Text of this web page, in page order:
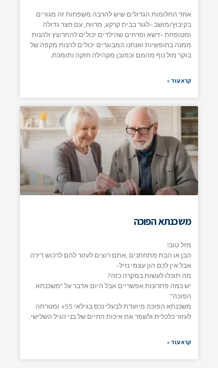
אחד החלומות הגדולים שיש להרבה משפחות זה מגורים
בקיבוץ/מושב -לגור בבית קרקע, מרווח, עם חצר גדולה
ומטופחת -דשא ופרחים שהילדים יכולים להתרוצץ ולהנות
ממנה בחופשיות ואנחנו המבוגרים יכולים להנות מקפה של
בוקר מול נוף מהמם וכמובן מקהילה חזקה ותומכת.
קרא עוד »
משכנתא הפוכה
מזל טוב!
הבן או הבת מתחתנים ,אתם רוצים לעזור להם לרכוש דירה
אבל אין לכם הון עצמי נזיל-
מה תוכלו לעשות במקרה כזה?
יש כמה פתרונות אפשריים אבל היום אדבר על "משכנתא
הפוכה"
משכנתא הפוכה מיועדת לבעלי נכס בגילאי 55+ ומטרתה
לעזור כלכלית ולשפר את איכות החיים של בני הגיל השלישי.
קרא עוד »